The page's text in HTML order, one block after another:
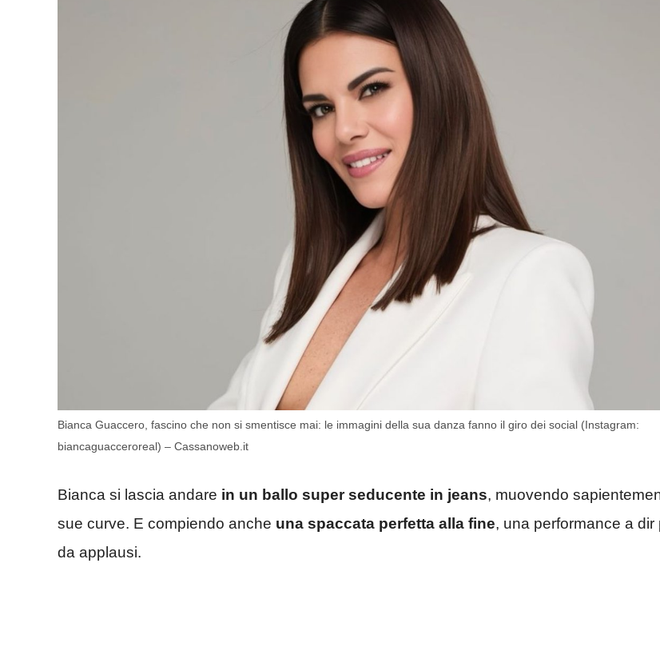
Bianca Guaccero, fascino che non si smentisce mai: le immagini della sua danza fanno il giro dei social (Instagram:
biancaguacceroreal) – Cassanoweb.it
Bianca si lascia andare in un ballo super seducente in jeans, muovendo
sue curve. E compiendo anche una spaccata perfetta alla fine, una performance a dir
da applausi.